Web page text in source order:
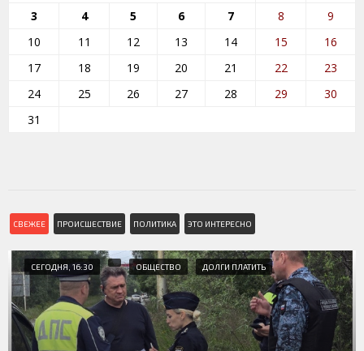
3 4 5 6 7 8
9
10
11 12 13 14 15
16
17
18 19 20 21 22
23
24
25 26 27 28 29
30
31
СВЕЖЕЕ ПРОИСШЕСТВИЕ ПОЛИТИКА ЭТО ИНТЕРЕСНО
СЕГОДНЯ, 16:30 ОБЩЕСТВО ДОЛГИ ПЛАТИТЬ